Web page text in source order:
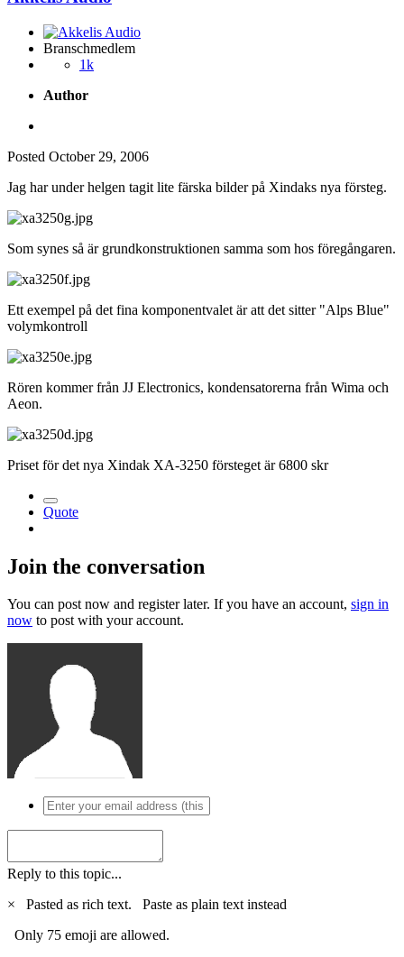
Branschmedlem
1k
Author
Posted October 29, 2006
Jag har under helgen tagit lite färska bilder på Xindaks nya försteg.
Som synes så är grundkonstruktionen samma som hos föregångaren.
Ett exempel på det fina komponentvalet är att det sitter "Alps Blue"
volymkontroll
Rören kommer från JJ Electronics, kondensatorerna från Wima och
Aeon.
Priset för det nya Xindak XA-3250 försteget är 6800 skr
Quote
Join the conversation
You can post now and register later. If you have an account, sign in
now to post with your account.
Reply to this topic...
×
Pasted as rich text. Paste as plain text instead
Only 75 emoji are allowed.